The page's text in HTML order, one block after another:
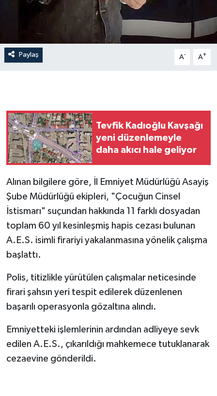
Paylaş A- A+
Tevfik Kadıoğlu Kavşağı
yeni düzenlemeyle
daha akıcı hale geliyor
Alınan bilgilere göre, İl Emniyet Müdürlüğü Asayiş
Şube Müdürlüğü ekipleri, "Çocuğun Cinsel
İstismarı" suçundan hakkında 11 farklı dosyadan
toplam 60 yıl kesinleşmiş hapis cezası bulunan
A.E.S. isimli firariyi yakalanmasına yönelik çalışma
başlattı.
Polis, titizlikle yürütülen çalışmalar neticesinde
firari şahsın yeri tespit edilerek düzenlenen
başarılı operasyonla gözaltına alındı.
Emniyetteki işlemlerinin ardından adliyeye sevk
edilen A.E.S., çıkarıldığı mahkemece tutuklanarak
cezaevine gönderildi.